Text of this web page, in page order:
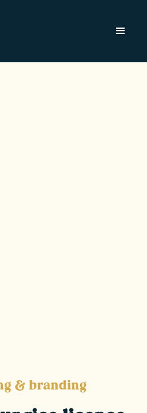
& branding